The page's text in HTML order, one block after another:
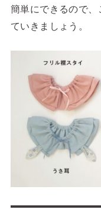
簡単にできるので
ていきましょう。